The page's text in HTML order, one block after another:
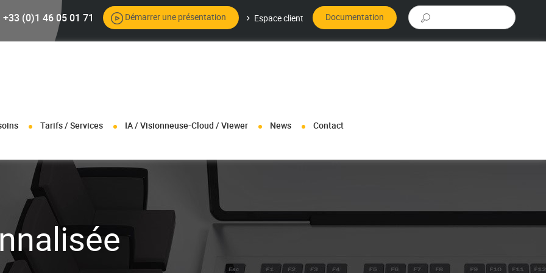
+33 (0)1 46 05 01 71
Démarrer une présentation Espace client Documentation
Rechercher :
Tarifs / Services IA / Visionneuse-Cloud / Viewer News Contact